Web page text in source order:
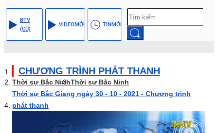
BTV
(CŨ)
VIDEOMỚI TINMỚI
CHƯƠNG TRÌNH PHÁT THANH
Thời sự Bắc NinhThời sự Bắc Ninh
Thời sự Bắc Giang ngày 30 - 10 - 2021 - Chương trình
phát thanh